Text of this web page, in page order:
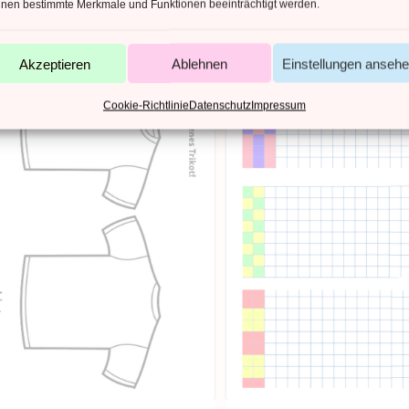
bestimmte Merkmale und Funktionen beeinträchtigt werden.
Akzeptieren Ablehnen Einstellungen
Cookie-RichtlinieDatenschutzImpressum